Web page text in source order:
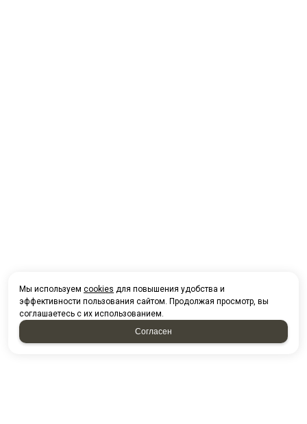
Мы используем cookies для повышения удобства и
эффективности пользования сайтом. Продолжая просмотр, вы
соглашаетесь с их использованием.
Согласен